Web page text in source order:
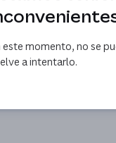
este momento, no se
a intentarlo.